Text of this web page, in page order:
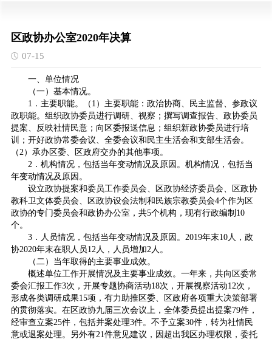
区政协办公室2020年决算
07-15
一、单位情况
（一）基本情况。
1．主要职能。（1）主要职能：政治协商、民主监督、参政议
政职能。组织政协委员进行调研、视察；撰写调查报告、政协委员
提案、反映社情民意；向区委报送信息；组织新政协委员进行培
训；开好政协常委会议、全委会议和民主生活会和支部生活会。
（2）承办区委、区政府交办的其他事项。
2．机构情况，包括当年变动情况及原因。机构情况，包括当
年变动情况及原因。
设立政协提案和委员工作委员会、区政协经济委员会、区政协
教科卫文体委员会、区政协设会法制和民族宗教委员会4个作为区
政协的专门委员会和政协办公室，共5个机构，现有行政编制10
个。
3．人员情况，包括当年变动情况及原因。2019年末10人，政
协2020年末在职人员12人，人员增加2人。
（二）当年取得的主要事业成效。
概述单位工作开展情况及主要事业成效。一年来，共向区委常
委会汇报工作3次，开展专题协商活动18次，开展视察活动12次，
形成各类调研成果15项，有力助推区委、区政府各项重大决策部署
的贯彻落实。在区政协九届三次会议上，全体委员提出提案79件，
经审查立案25件，包括并案处理3件。不予立案30件，转为社情民
意或退案处理。另外有21件意见建议，因超出我区办理权限，委托